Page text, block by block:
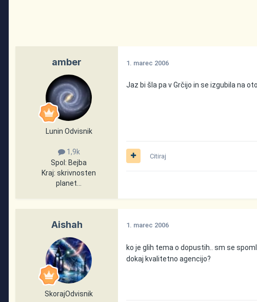
amber
Lunin Odvisnik
1,9k
Spol: Bejba
Kraj: skrivnosten
planet...
1. marec 2006
Jaz bi šla pa v Grčijo in se izgubila na
Citiraj
Aishah
SkorajOdvisnik
1. marec 2006
ko je glih tema o dopustih.. sm se
dokaj kvalitetno agencijo?